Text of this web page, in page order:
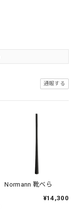
通報する
Normann 靴べら
¥14,300